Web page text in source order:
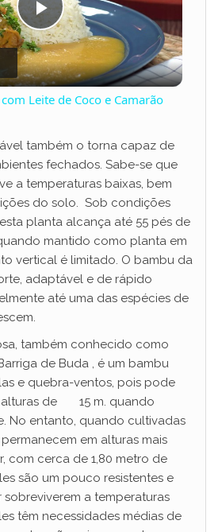
P
l
y
V
i
e
o
Leite de Coco e Camarão
também o torna capaz de
fechados. Sabe-se que
a temperaturas baixas, bem
do solo. Sob condições
planta alcança até 55 pés de
mantido como planta em
vertical é limitado. O bambu da
adaptável e de rápido
até uma das espécies de
também conhecido como
de Buda , é um bambu
e quebra-ventos, pois pode
alturas de 15 m. quando
No entanto, quando cultivadas
em alturas mais
com cerca de 1,80 metro de
são um pouco resistentes e
a temperaturas
têm necessidades médias de